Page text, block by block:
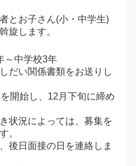
とお子さん(小・中学生)
旋します。
～中学校3年
だい関係書類をお送りし
開始し、12月下旬に締め
状況によっては、募集を
。
後日面接の日を連絡しま